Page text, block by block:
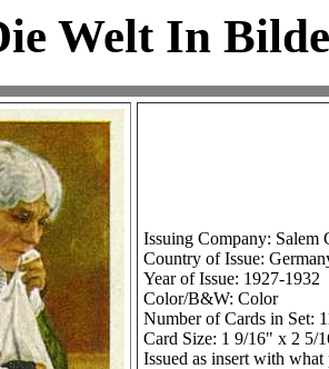
Welt In
Issuing Company: Salem
Country of Issue:
Year of Issue: 1927-1932
Color/B&W: Color
Number of Cards in Set:
Card Size: 1 9/16" x 2 5/
Issued as insert with